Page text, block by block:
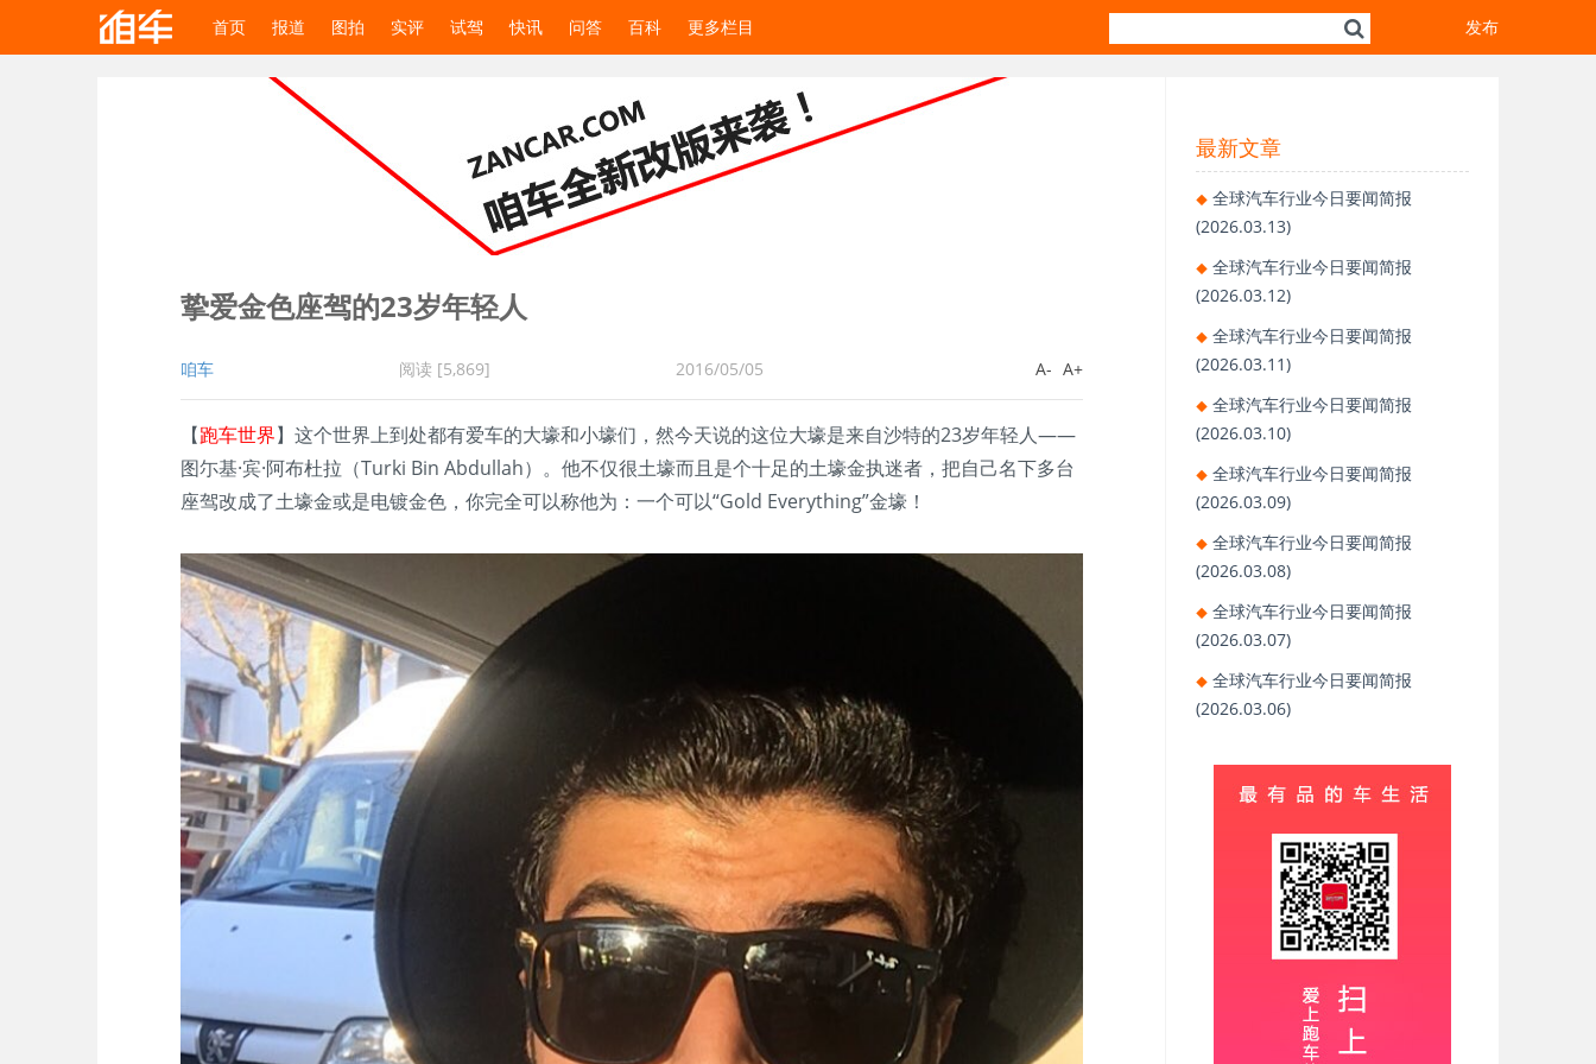
首页 报道 图拍 实评 试驾 快讯 问答 百科 更多栏目 发布
挚爱金色座驾的23岁年轻人
咱车 阅读 [5,869] 2016/05/05 A- A+
【跑车世界】这个世界上到处都有爱车的大壕和小壕们，然今天说的这位大壕是来自沙特的23岁年轻人——
图尓基·宾·阿布杜拉（Turki Bin Abdullah）。他不仅很土壕而且是个十足的土壕金执迷者，把自己名下多台
座驾改成了土壕金或是电镀金色，你完全可以称他为：一个可以“Gold Everything”金壕！
最新文章
全球汽车行业今日要闻简报
(2026.03.13)
全球汽车行业今日要闻简报
(2026.03.12)
全球汽车行业今日要闻简报
(2026.03.11)
全球汽车行业今日要闻简报
(2026.03.10)
全球汽车行业今日要闻简报
(2026.03.09)
全球汽车行业今日要闻简报
(2026.03.08)
全球汽车行业今日要闻简报
(2026.03.07)
全球汽车行业今日要闻简报
(2026.03.06)